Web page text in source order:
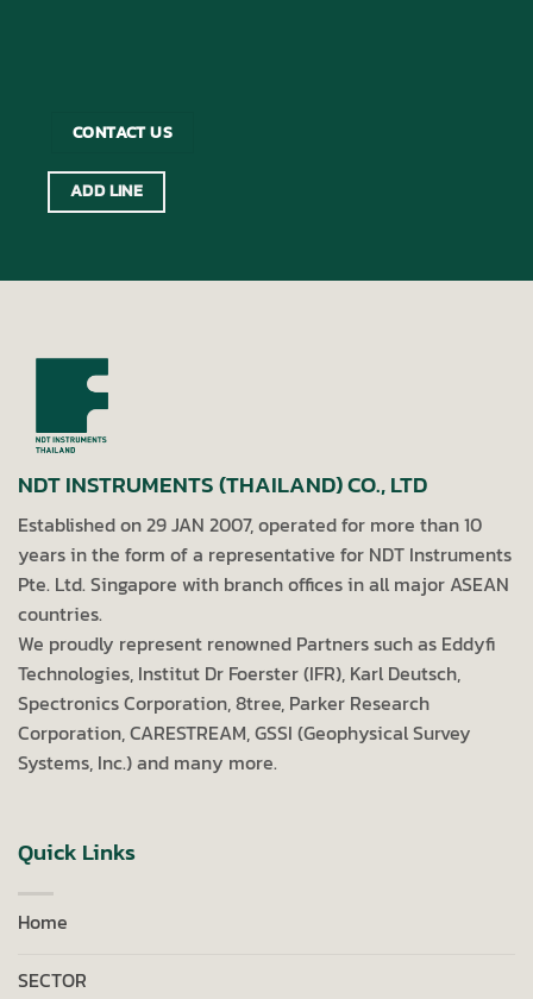
ADD LINE
CONTACT US
NDT INSTRUMENTS (THAILAND) CO., LTD
Established on 29 JAN 2007, operated for more than 10
years in the form of a representative for NDT Instruments
Pte. Ltd. Singapore with branch offices in all major ASEAN
countries.
We proudly represent renowned Partners such as Eddyfi
Technologies, Institut Dr Foerster (IFR), Karl Deutsch,
Spectronics Corporation, 8tree, Parker Research
Corporation, CARESTREAM, GSSI (Geophysical Survey
Systems, Inc.) and many more.
Quick Links
Home
SECTOR